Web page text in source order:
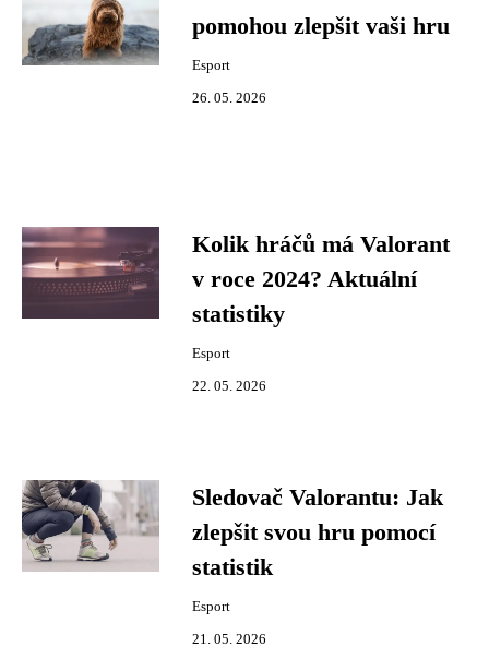
pomohou zlepšit vaši hru
Esport
26. 05. 2026
Kolik hráčů má Valorant
v roce 2024? Aktuální
statistiky
Esport
22. 05. 2026
Sledovač Valorantu: Jak
zlepšit svou hru pomocí
statistik
Esport
21. 05. 2026